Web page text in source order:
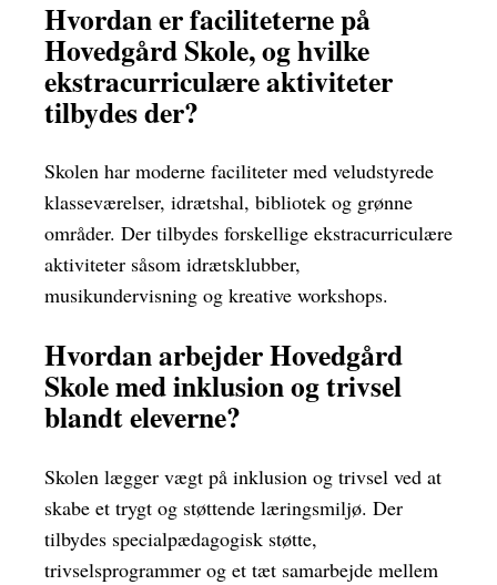
Hvordan er faciliteterne på
Hovedgård Skole, og hvilke
ekstracurriculære aktiviteter
tilbydes der?
Skolen har moderne faciliteter med veludstyrede
klasseværelser, idrætshal, bibliotek og grønne
områder. Der tilbydes forskellige ekstracurriculære
aktiviteter såsom idrætsklubber,
musikundervisning og kreative workshops.
Hvordan arbejder Hovedgård
Skole med inklusion og trivsel
blandt eleverne?
Skolen lægger vægt på inklusion og trivsel ved at
skabe et trygt og støttende læringsmiljø. Der
tilbydes specialpædagogisk støtte,
trivselsprogrammer og et tæt samarbejde mellem